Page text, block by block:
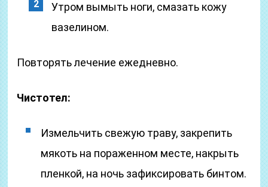
Утром вымыть ноги, смазать кожу
вазелином.
Повторять лечение ежедневно.
Чистотел:
Измельчить свежую траву, закрепить
мякоть на пораженном месте, накрыть
пленкой, на ночь зафиксировать бинтом.